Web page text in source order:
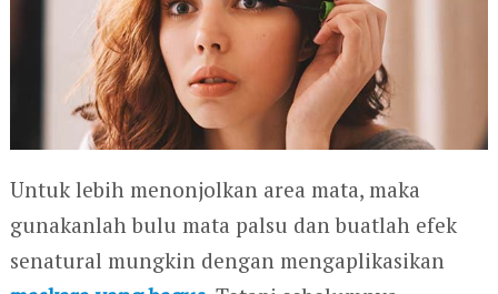
Untuk lebih menonjolkan area mata, maka
gunakanlah bulu mata palsu dan buatlah efek
senatural mungkin dengan mengaplikasikan